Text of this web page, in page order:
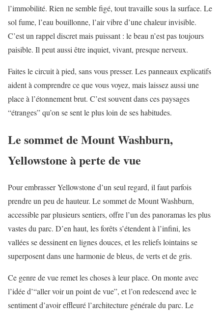
l’immobilité. Rien ne semble figé, tout travaille sous la surface. Le
sol fume, l’eau bouillonne, l’air vibre d’une chaleur invisible.
C’est un rappel discret mais puissant : le beau n’est pas toujours
paisible. Il peut aussi être inquiet, vivant, presque nerveux.
Faites le circuit à pied, sans vous presser. Les panneaux explicatifs
aident à comprendre ce que vous voyez, mais laissez aussi une
place à l’étonnement brut. C’est souvent dans ces paysages
“étranges” qu’on se sent le plus loin de ses habitudes.
Le sommet de Mount Washburn,
Yellowstone à perte de vue
Pour embrasser Yellowstone d’un seul regard, il faut parfois
prendre un peu de hauteur. Le sommet de Mount Washburn,
accessible par plusieurs sentiers, offre l’un des panoramas les plus
vastes du parc. D’en haut, les forêts s’étendent à l’infini, les
vallées se dessinent en lignes douces, et les reliefs lointains se
superposent dans une harmonie de bleus, de verts et de gris.
Ce genre de vue remet les choses à leur place. On monte avec
l’idée d’“aller voir un point de vue”, et l’on redescend avec le
sentiment d’avoir effleuré l’architecture générale du parc. Le